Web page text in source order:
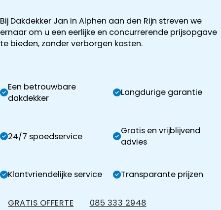
Bij Dakdekker Jan in Alphen aan den Rijn streven we
ernaar om u een eerlijke en concurrerende prijsopgave
te bieden, zonder verborgen kosten.
Een betrouwbare
dakdekker
Langdurige garantie
24/7 spoedservice
Gratis en vrijblijvend
advies
Klantvriendelijke service Transparante prijzen
GRATIS OFFERTE 085 333 2948